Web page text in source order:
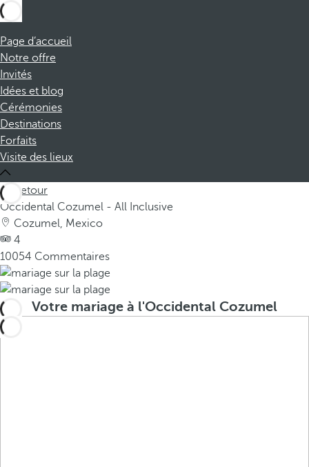
Page d’accueil
Notre offre
Invités
Idées et blog
Cérémonies
Destinations
Forfaits
Visite des lieux
Retour
Occidental Cozumel - All Inclusive
Cozumel, Mexico
4
10054 Commentaires
Votre mariage à l'Occidental Cozumel